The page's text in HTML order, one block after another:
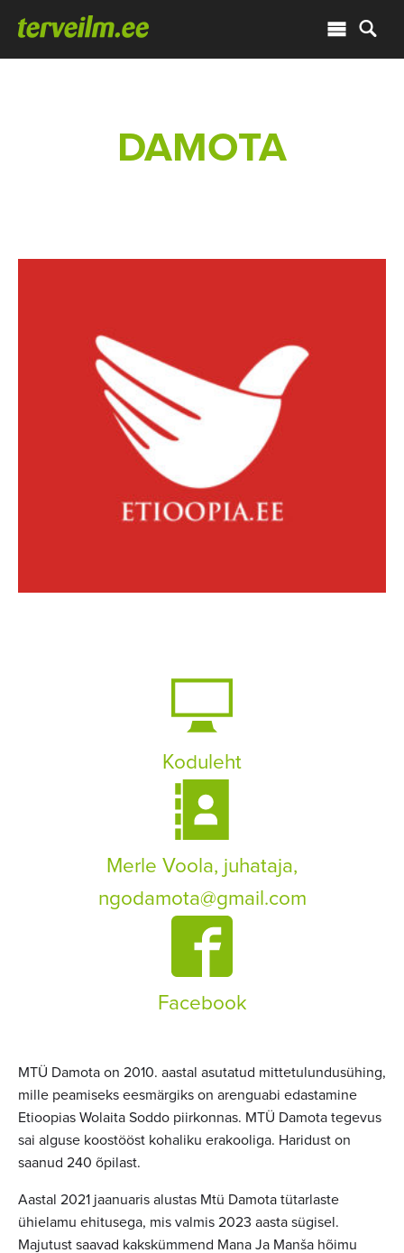
DAMOTA
Koduleht
Merle Voola, juhataja,
ngodamota@gmail.com
Facebook
MTÜ Damota on 2010. aastal asutatud mittetulundusühing,
mille peamiseks eesmärgiks on arenguabi edastamine
Etioopias Wolaita Soddo piirkonnas. MTÜ Damota tegevus
sai alguse koostööst kohaliku erakooliga. Haridust on
saanud 240 õpilast.
Aastal 2021 jaanuaris alustas Mtü Damota tütarlaste
ühielamu ehitusega, mis valmis 2023 aasta sügisel.
Majutust saavad kakskümmend Mana Ja Manša hõimu